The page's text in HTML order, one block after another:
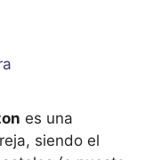
es una
siendo el